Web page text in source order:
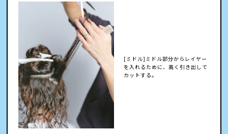
[ミドル]ミドル部分からレイヤー
を入れるために、高く引き出して
カットする。